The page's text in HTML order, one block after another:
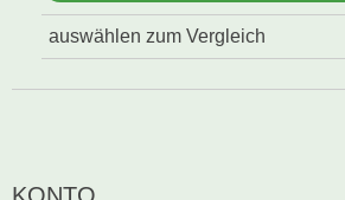
auswählen zum Vergleich